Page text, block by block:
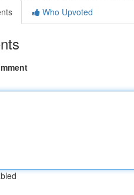
Who Upvoted